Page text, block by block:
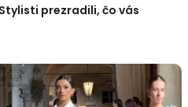
prezradili, čo vás